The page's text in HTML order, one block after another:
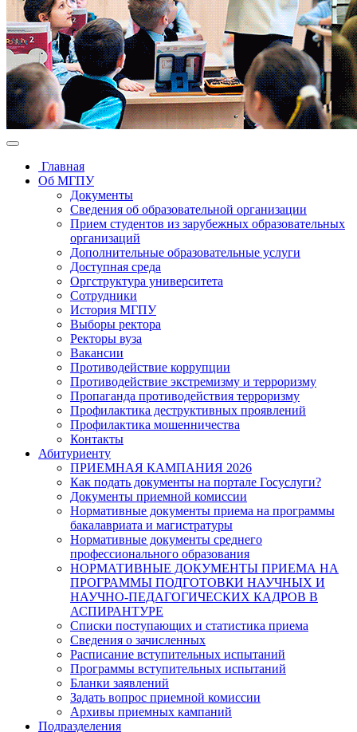
Главная
Об МГПУ
Документы
Сведения об образовательной организации
Прием студентов из зарубежных образовательных
организаций
Дополнительные образовательные услуги
Доступная среда
Оргструктура университета
Сотрудники
История МГПУ
Выборы ректора
Ректоры вуза
Вакансии
Противодействие коррупции
Противодействие экстремизму и терроризму
Пропаганда противодействия терроризму
Профилактика деструктивных проявлений
Профилактика мошенничества
Контакты
Абитуриенту
ПРИЕМНАЯ КАМПАНИЯ 2026
Как подать документы на портале Госуслуги?
Документы приемной комиссии
Нормативные документы приема на программы
бакалавриата и магистратуры
Нормативные документы среднего
профессионального образования
НОРМАТИВНЫЕ ДОКУМЕНТЫ ПРИЕМА НА
ПРОГРАММЫ ПОДГОТОВКИ НАУЧНЫХ И
НАУЧНО-ПЕДАГОГИЧЕСКИХ КАДРОВ В
АСПИРАНТУРЕ
Списки поступающих и статистика приема
Сведения о зачисленных
Расписание вступительных испытаний
Программы вступительных испытаний
Бланки заявлений
Задать вопрос приемной комиссии
Архивы приемных кампаний
Подразделения